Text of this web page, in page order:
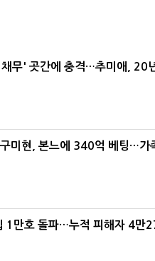
무' 곳간에 충격…추미애, 20
구미현, 본느에 340억 베팅…가
1만호 돌파…누적 피해자 4만